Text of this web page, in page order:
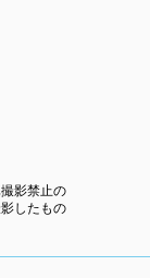
影禁止の
したもの